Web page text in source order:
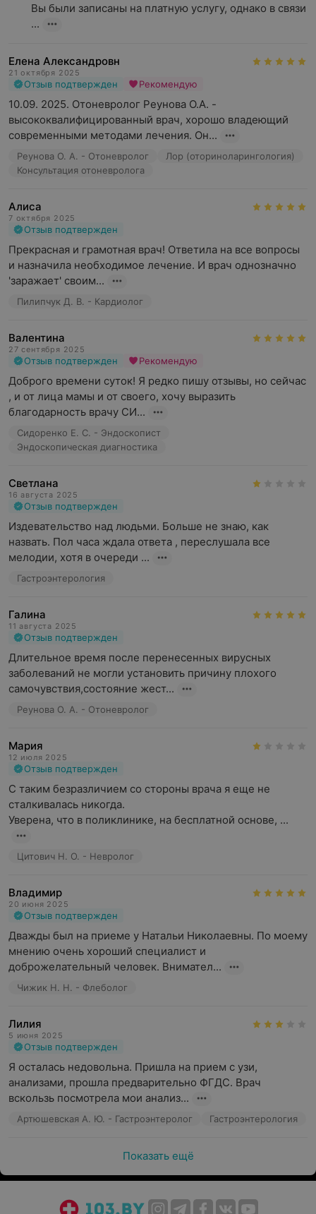
Вы были записаны на платную услугу, однако в связи
...
Елена Александровн
21 октября 2025
Отзыв подтвержден Рекомендую
10.09. 2025. Отоневролог Реунова О.А. -
высококвалифицированный врач, хорошо владеющий
современными методами лечения. Он...
Реунова О. А. - Отоневролог
Лор (оториноларингология)
Консультация отоневролога
Алиса
7 октября 2025
Отзыв подтвержден
Прекрасная и грамотная врач! Ответила на все вопросы
и назначила необходимое лечение. И врач однозначно
'заражает' своим...
Пилипчук Д. В. - Кардиолог
Валентина
27 сентября 2025
Отзыв подтвержден Рекомендую
Доброго времени суток! Я редко пишу отзывы, но сейчас
, и от лица мамы и от своего, хочу выразить
благодарность врачу СИ...
Сидоренко Е. С. - Эндоскопист
Эндоскопическая диагностика
Светлана
16 августа 2025
Отзыв подтвержден
Издевательство над людьми. Больше не знаю, как
назвать. Пол часа ждала ответа , переслушала все
мелодии, хотя в очереди ...
Гастроэнтерология
Галина
11 августа 2025
Отзыв подтвержден
Длительное время после перенесенных вирусных
заболеваний не могли установить причину плохого
самочувствия,состояние жест...
Реунова О. А. - Отоневролог
Мария
12 июля 2025
Отзыв подтвержден
С таким безразличием со стороны врача я еще не
сталкивалась никогда.
Уверена, что в поликлинике, на бесплатной основе, ...
Цитович Н. О. - Невролог
Владимир
20 июня 2025
Отзыв подтвержден
Дважды был на приеме у Натальи Николаевны. По моему
мнению очень хороший специалист и
доброжелательный человек. Внимател...
Чижик Н. Н. - Флеболог
Лилия
5 июня 2025
Отзыв подтвержден
Я осталась недовольна. Пришла на прием с узи,
анализами, прошла предварительно ФГДС. Врач
вскользь посмотрела мои анализ...
Артюшевская А. Ю. - Гастроэнтеролог Гастроэнтерология
Показать ещё